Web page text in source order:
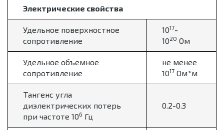
Электрические свойства
Удельное поверхностное
сопротивление
1017-
1020 Ом
Удельное объемное
сопротивление
не менее
1017 Ом*м
Тангенс угла
диэлектрических потерь
при частоте 106 Гц
0.2-0.3